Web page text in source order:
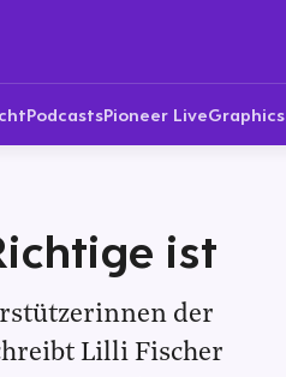
PodcastsPioneer LiveGraphics
ist
der
Lilli Fischer